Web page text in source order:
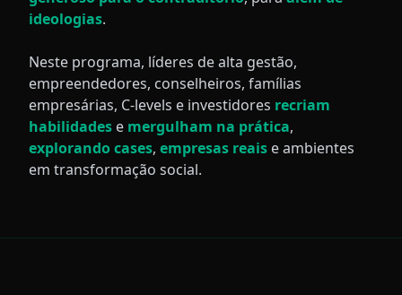
ideologias.
Neste programa, líderes de alta gestão,
empreendedores, conselheiros, famílias
empresárias, C-levels e investidores recriam
habilidades e mergulham na prática,
explorando cases, empresas reais e ambientes
em transformação social.